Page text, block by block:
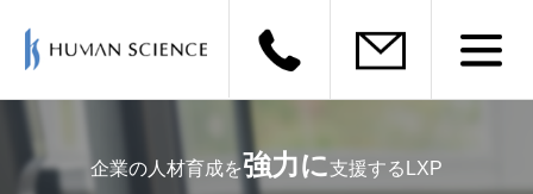
企業の人材育成を強力に支援するLXP